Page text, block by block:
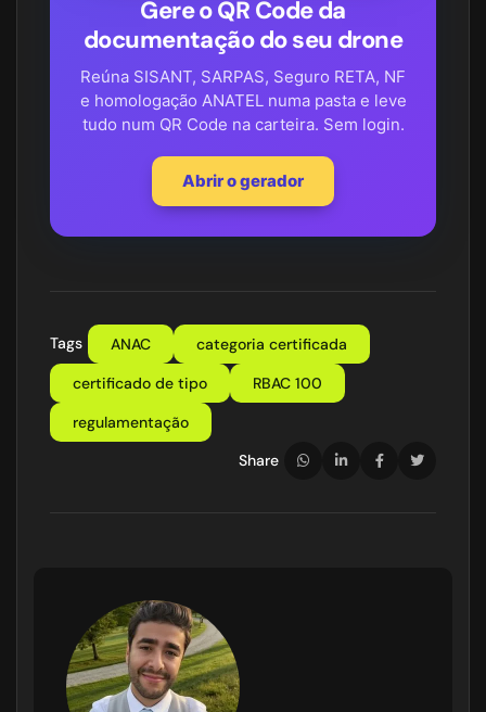
Gere o QR Code da
documentação do seu drone
Reúna SISANT, SARPAS, Seguro RETA, NF
e homologação ANATEL numa pasta e leve
tudo num QR Code na carteira. Sem login.
Abrir o gerador
Tags ANAC
categoria certificada
certificado de tipo
RBAC 100
regulamentação
Share